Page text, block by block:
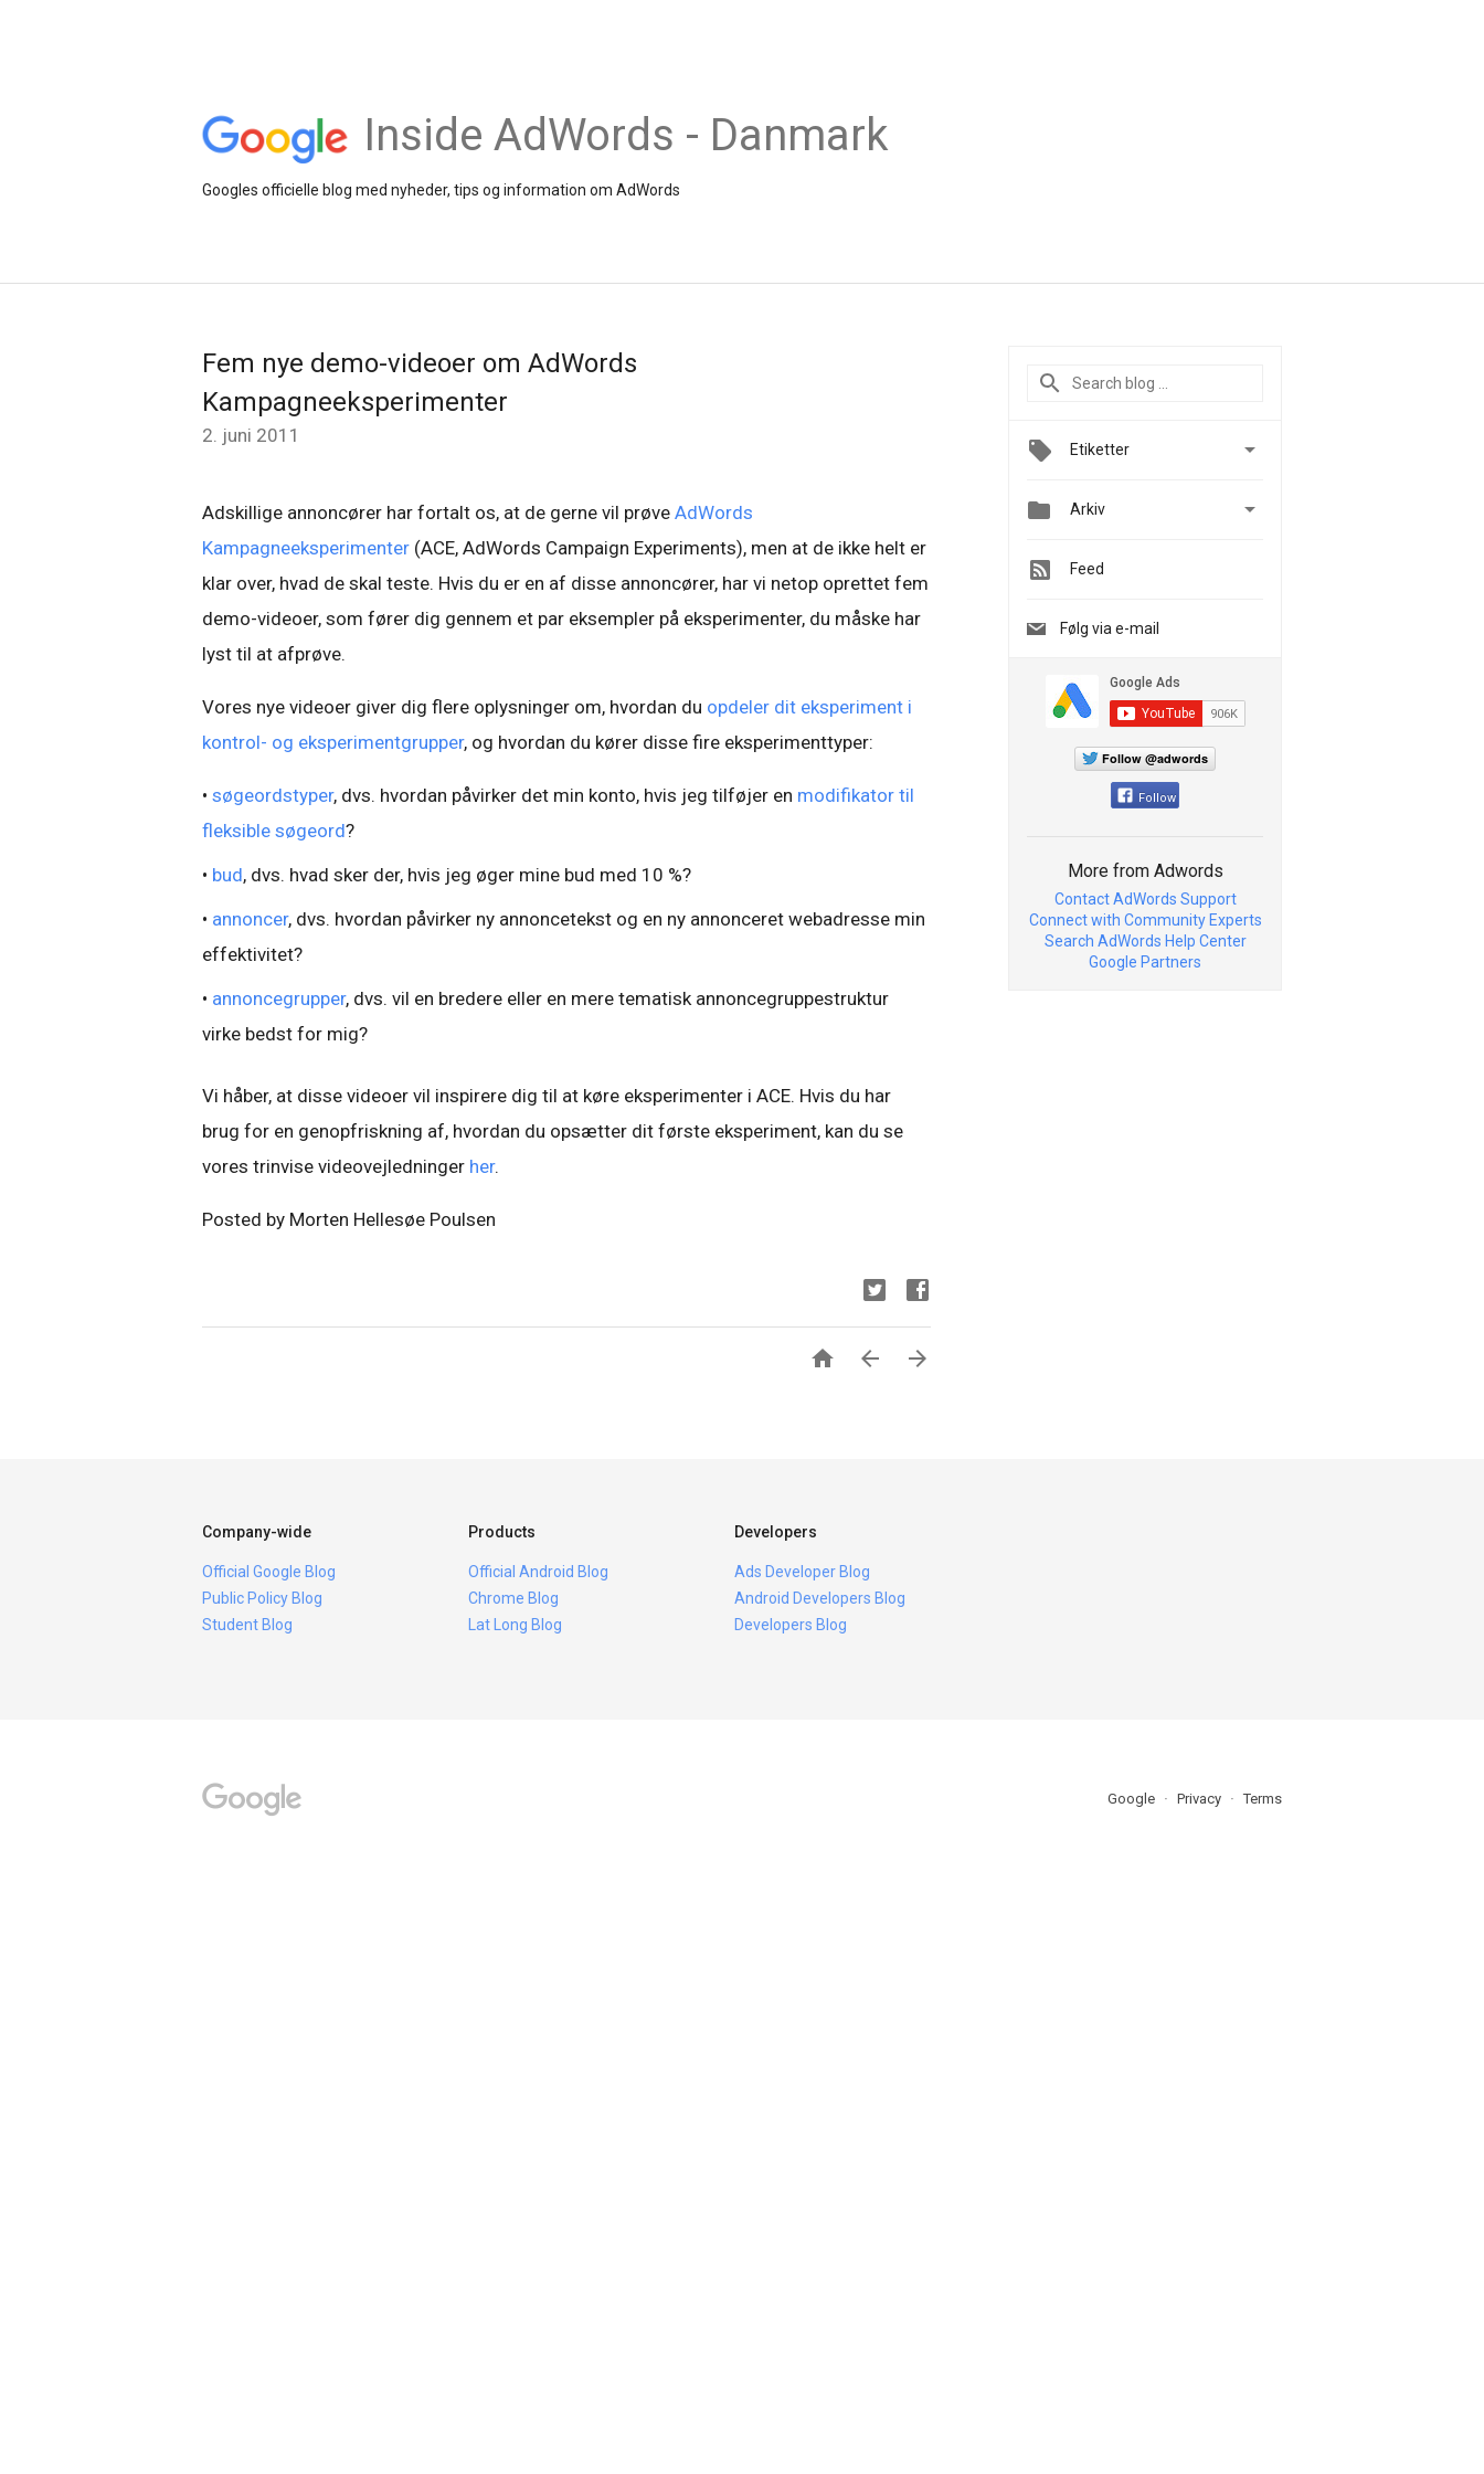
Inside AdWords - Danmark
Googles officielle blog med nyheder, tips og information om AdWords
Fem nye demo-videoer om AdWords
Kampagneeksperimenter
2. juni 2011
Adskillige annoncører har fortalt os, at de gerne vil prøve AdWords
Kampagneeksperimenter (ACE, AdWords Campaign Experiments), men at de ikke helt er
klar over, hvad de skal teste. Hvis du er en af disse annoncører, har vi netop oprettet fem
demo-videoer, som fører dig gennem et par eksempler på eksperimenter, du måske har
lyst til at afprøve.
Vores nye videoer giver dig flere oplysninger om, hvordan du opdeler dit eksperiment i
kontrol- og eksperimentgrupper, og hvordan du kører disse fire eksperimenttyper:
• søgeordstyper, dvs. hvordan påvirker det min konto, hvis jeg tilføjer en modifikator til
fleksible søgeord?
• bud, dvs. hvad sker der, hvis jeg øger mine bud med 10 %?
• annoncer, dvs. hvordan påvirker ny annoncetekst og en ny annonceret webadresse min
effektivitet?
• annoncegrupper, dvs. vil en bredere eller en mere tematisk annoncegruppestruktur
virke bedst for mig?
Vi håber, at disse videoer vil inspirere dig til at køre eksperimenter i ACE. Hvis du har
brug for en genopfriskning af, hvordan du opsætter dit første eksperiment, kan du se
vores trinvise videovejledninger her.
Posted by Morten Hellesøe Poulsen
  
Etiketter 
 Arkiv 
Feed
Følg via e-mail
Follow @adwords
Follow
More from Adwords
Contact AdWords Support
Connect with Community Experts
Search AdWords Help Center
Google Partners
Company-wide
Official Google Blog
Public Policy Blog
Student Blog
Products
Official Android Blog
Chrome Blog
Lat Long Blog
Developers
Ads Developer Blog
Android Developers Blog
Developers Blog
Google Privacy Terms